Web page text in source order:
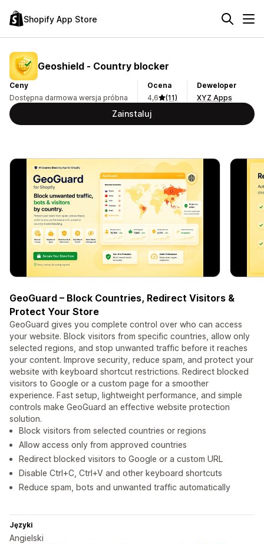
Shopify App Store
Geoshield ‑ Country blocker
Ceny
Dostępna darmowa wersja próbna
Ocena
4,6
(11)
Deweloper
XYZ Apps
Zainstaluj
GeoGuard – Block Countries, Redirect Visitors &
Protect Your Store
GeoGuard gives you complete control over who can access
your website. Block visitors from specific countries, allow only
selected regions, and stop unwanted traffic before it reaches
your content. Improve security, reduce spam, and protect your
website with keyboard shortcut restrictions. Redirect blocked
visitors to Google or a custom page for a smoother
experience. Fast setup, lightweight performance, and simple
controls make GeoGuard an effective website protection
solution.
Block visitors from selected countries or regions
Allow access only from approved countries
Redirect blocked visitors to Google or a custom URL
Disable Ctrl+C, Ctrl+V and other keyboard shortcuts
Reduce spam, bots and unwanted traffic automatically
Języki
Angielski